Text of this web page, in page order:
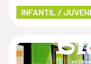
INFANTIL /